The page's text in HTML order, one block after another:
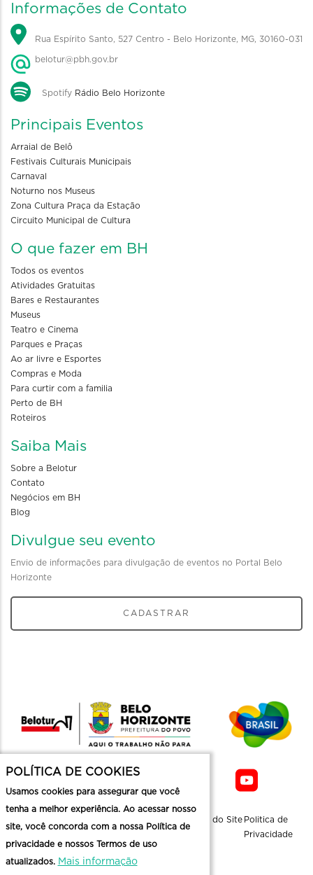
Informações de Contato
Rua Espírito Santo, 527 Centro - Belo Horizonte, MG, 30160-031
belotur@pbh.gov.br
Spotify Rádio Belo Horizonte
Principais Eventos
Arraial de Belô
Festivais Culturais Municipais
Carnaval
Noturno nos Museus
Zona Cultura Praça da Estação
Circuito Municipal de Cultura
O que fazer em BH
Todos os eventos
Atividades Gratuitas
Bares e Restaurantes
Museus
Teatro e Cinema
Parques e Praças
Ao ar livre e Esportes
Compras e Moda
Para curtir com a familia
Perto de BH
Roteiros
Saiba Mais
Sobre a Belotur
Contato
Negócios em BH
Blog
Divulgue seu evento
Envio de informações para divulgação de eventos no Portal Belo
Horizonte
CADASTRAR
Mapa do Site Politica de
Privacidade
POLÍTICA DE COOKIES
Usamos cookies para assegurar que você
tenha a melhor experiência. Ao acessar nosso
site, você concorda com a nossa Política de
privacidade e nossos Termos de uso
atualizados. Mais informação